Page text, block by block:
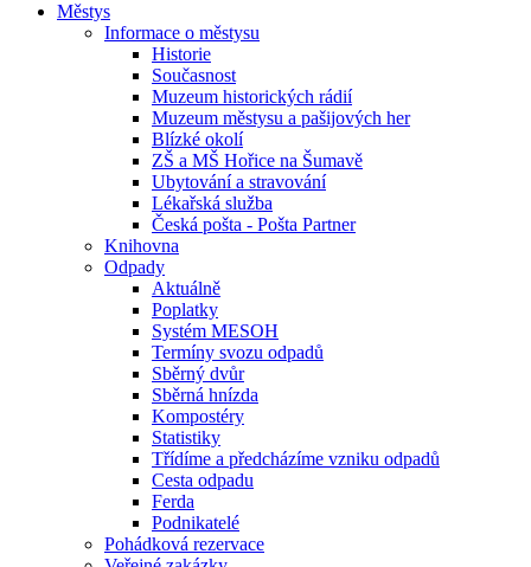
Městys
Informace o městysu
Historie
Současnost
Muzeum historických rádií
Muzeum městysu a pašijových her
Blízké okolí
ZŠ a MŠ Hořice na Šumavě
Ubytování a stravování
Lékařská služba
Česká pošta - Pošta Partner
Knihovna
Odpady
Aktuálně
Poplatky
Systém MESOH
Termíny svozu odpadů
Sběrný dvůr
Sběrná hnízda
Kompostéry
Statistiky
Třídíme a předcházíme vzniku odpadů
Cesta odpadu
Ferda
Podnikatelé
Pohádková rezervace